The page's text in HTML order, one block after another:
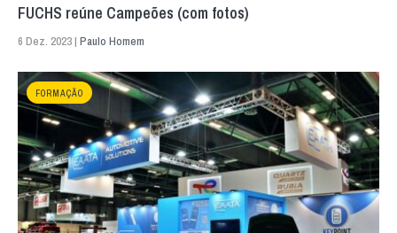
FUCHS reúne Campeões (com fotos)
6 Dez. 2023 | Paulo Homem
FORMAÇÃO